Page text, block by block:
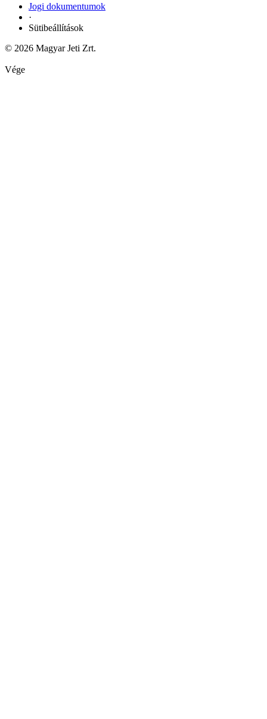
Jogi dokumentumok
·
Sütibeállítások
© 2026 Magyar Jeti Zrt.
Vége